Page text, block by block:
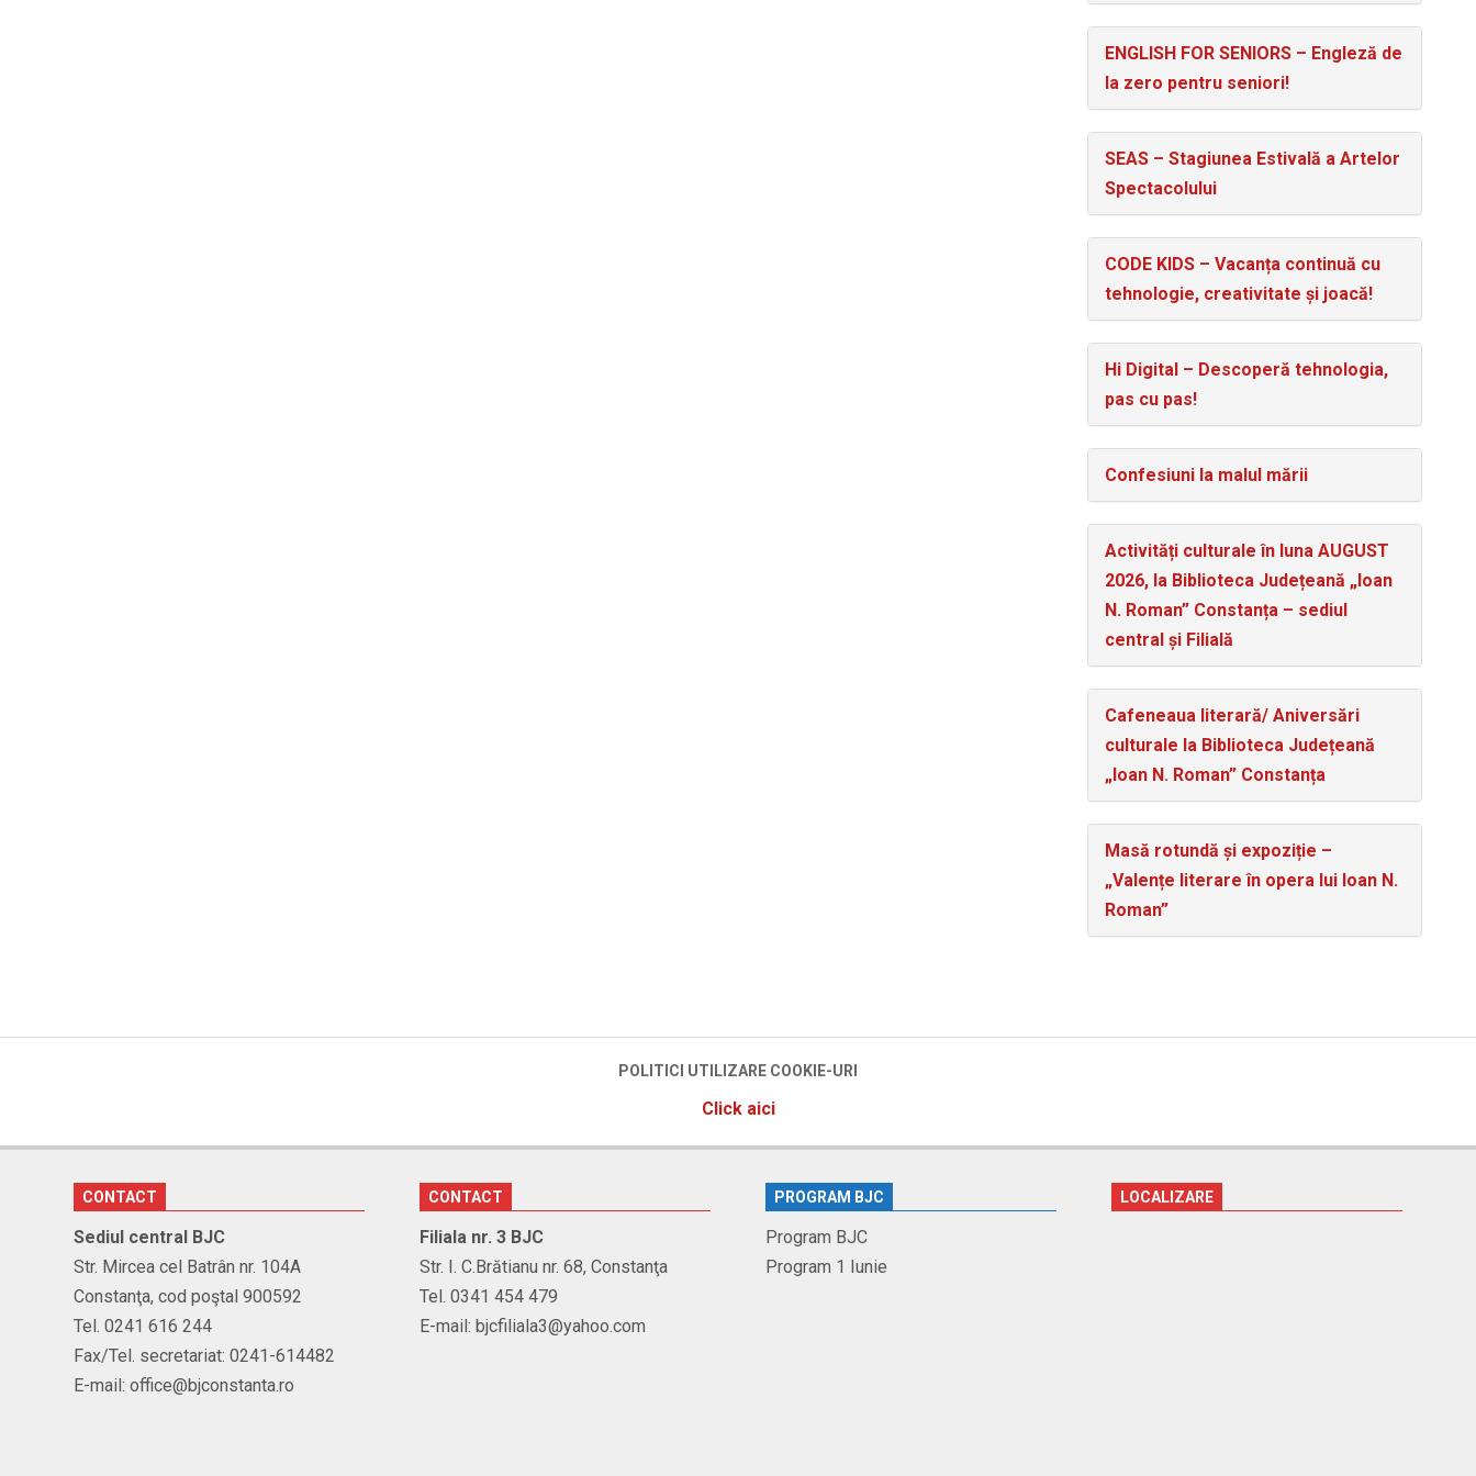
ENGLISH FOR SENIORS – Engleză de
la zero pentru seniori!
SEAS – Stagiunea Estivală a Artelor
Spectacolului
CODE KIDS – Vacanța continuă cu
tehnologie, creativitate și joacă!
Hi Digital – Descoperă tehnologia,
pas cu pas!
Confesiuni la malul mării
Activități culturale în luna AUGUST
2026, la Biblioteca Județeană „Ioan
N. Roman” Constanța – sediul
central și Filială
Cafeneaua literară/ Aniversări
culturale la Biblioteca Județeană
„Ioan N. Roman” Constanța
Masă rotundă și expoziție –
„Valențe literare în opera lui Ioan N.
Roman”
POLITICI UTILIZARE COOKIE-URI
Click aici
CONTACT
Sediul central BJC
Str. Mircea cel Batrân nr. 104A
Constanţa, cod poştal 900592
Tel. 0241 616 244
Fax/Tel. secretariat: 0241-614482
E-mail: office@bjconstanta.ro
CONTACT
Filiala nr. 3 BJC
Str. I. C.Brătianu nr. 68, Constanţa
Tel. 0341 454 479
E-mail: bjcfiliala3@yahoo.com
PROGRAM BJC
Program BJC
Program 1 Iunie
LOCALIZARE